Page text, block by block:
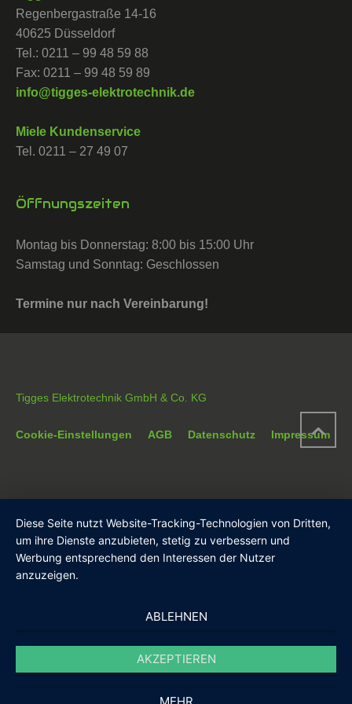
Regenbergastraße 14-16
40625 Düsseldorf
Tel.: 0211 – 99 48 59 88
Fax: 0211 – 99 48 59 89
info@tigges-elektrotechnik.de
Miele Kundenservice
Tel. 0211 – 27 49 07
Öffnungszeiten
Montag bis Donnerstag: 8:00 bis 15:00 Uhr
Samstag und Sonntag: Geschlossen
Termine nur nach Vereinbarung!
Tigges Elektrotechnik GmbH & Co. KG
Cookie-Einstellungen AGB Datenschutz Impressum
Diese Seite nutzt Website-Tracking-Technologien von Dritten,
um ihre Dienste anzubieten, stetig zu verbessern und
Werbung entsprechend den Interessen der Nutzer
anzuzeigen.
ABLEHNEN
AKZEPTIEREN